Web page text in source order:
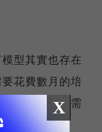
型其實也存在
花費數月的培
與維護同樣需
的計算能力
X